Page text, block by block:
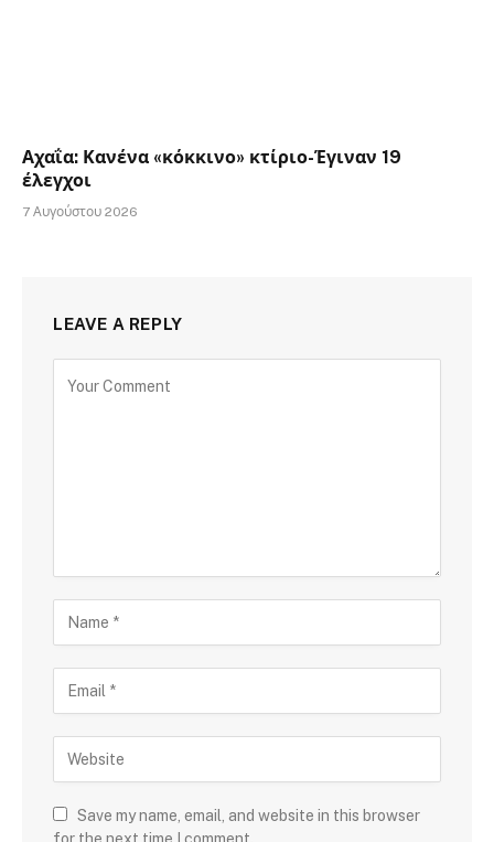
Αχαΐα: Κανένα «κόκκινο» κτίριο-Έγιναν 19
έλεγχοι
7 Αυγούστου 2026
LEAVE A REPLY
Save my name, email, and website in this browser